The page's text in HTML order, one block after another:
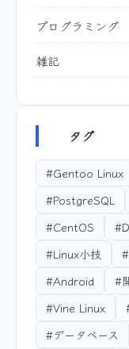
プログラミング
雑記
タグ
#Gentoo Linux
#PostgreSQL
#CentOS
#Linux小技
#Android
#
#Vine Linux
#データベース